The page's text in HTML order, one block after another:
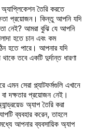
তৈরি করতে
প্রয়োজন। কিন্তু আপনি যদি
নেই? আমরা বুঝি যে আপনি
হতে চান এবং কম
হতে পারে। আপনার যদি
তবে একটি দুর্দান্ত ধারণা
এমন সেরা প্ল্যাটফর্মগুলি এখানে
দক্ষতার প্রয়োজন নেই।
অ্যাপ তৈরি করা
ব্যবহার করেন, তাহলে
আপনার ব্যবসায়িক অ্যাপ